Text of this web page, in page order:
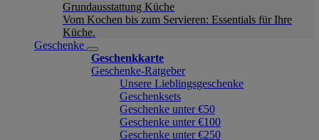
Grundausstattung Küche
Vom Kochen bis zum Servieren: Essentials für Ihre
Küche.
Geschenke
Geschenkkarte
Geschenke-Ratgeber
Unsere Lieblingsgeschenke
Geschenksets
Geschenke unter €50
Geschenke unter €100
Geschenke unter €250